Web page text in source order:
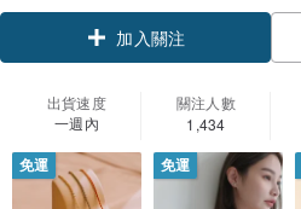
加入關注
出貨速度
一週內
關注人數
1,434
免運 免運